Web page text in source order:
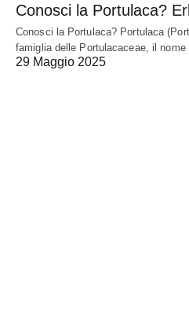
Conosci la Portulaca?
Conosci la Portulaca? Portulaca
famiglia delle Portulacaceae, il
29 Maggio 2025